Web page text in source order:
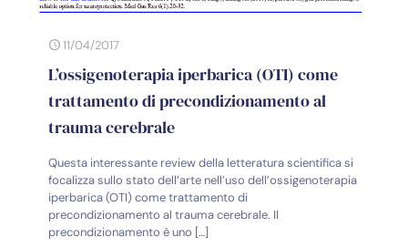
11/04/2017
L’ossigenoterapia iperbarica (OTI) come
trattamento di precondizionamento al
trauma cerebrale
Questa interessante review della letteratura scientifica si
focalizza sullo stato dell’arte nell’uso dell’ossigenoterapia
iperbarica (OTI) come trattamento di
precondizionamento al trauma cerebrale. Il
precondizionamento è uno […]